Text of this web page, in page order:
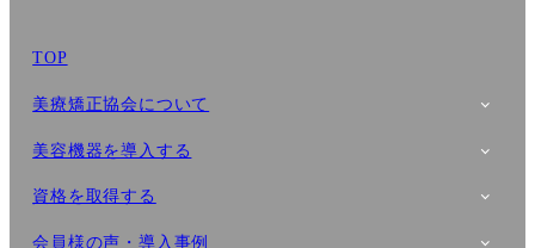
TOP
美療矯正協会について
美容機器を導入する
資格を取得する
会員様の声・導入事例